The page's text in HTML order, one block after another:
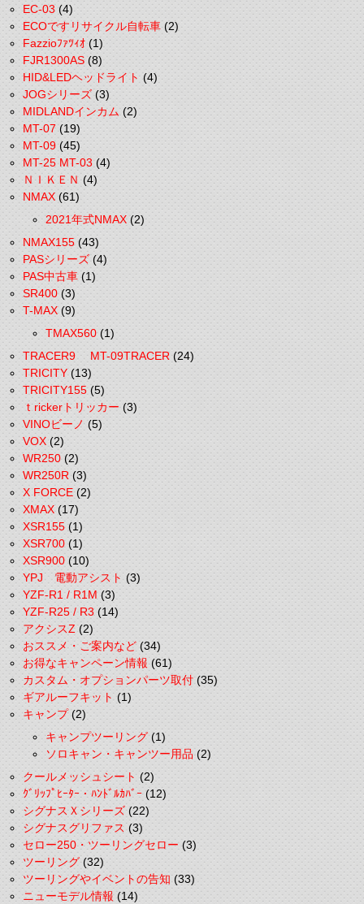
EC-03(4)
ECOですリサイクル自転車(2)
Fazzioﾌｧﾂｨｵ(1)
FJR1300AS(8)
HID&LEDヘッドライト(4)
JOGシリーズ(3)
MIDLANDインカム(2)
MT-07(19)
MT-09(45)
MT-25 MT-03(4)
ＮＩＫＥＮ(4)
NMAX(61)
2021年式NMAX(2)
NMAX155(43)
PASシリーズ(4)
PAS中古車(1)
SR400(3)
T-MAX(9)
TMAX560(1)
TRACER9 MT-09TRACER(24)
TRICITY(13)
TRICITY155(5)
ｔrickerトリッカー(3)
VINOビーノ(5)
VOX(2)
WR250(2)
WR250R(3)
X FORCE(2)
XMAX(17)
XSR155(1)
XSR700(1)
XSR900(10)
YPJ 電動アシスト(3)
YZF-R1 / R1M(3)
YZF-R25 / R3(14)
アクシスZ(2)
おススメ・ご案内など(34)
お得なキャンペーン情報(61)
カスタム・オプションパーツ取付(35)
ギアルーフキット(1)
キャンプ(2)
キャンプツーリング(1)
ソロキャン・キャンツー用品(2)
クールメッシュシート(2)
ｸﾞﾘｯﾌﾟﾋｰﾀｰ・ﾊﾝﾄﾞﾙｶﾊﾞｰ(12)
シグナスＸシリーズ(22)
シグナスグリファス(3)
セロー250・ツーリングセロー(3)
ツーリング(32)
ツーリングやイベントの告知(33)
ニューモデル情報(14)